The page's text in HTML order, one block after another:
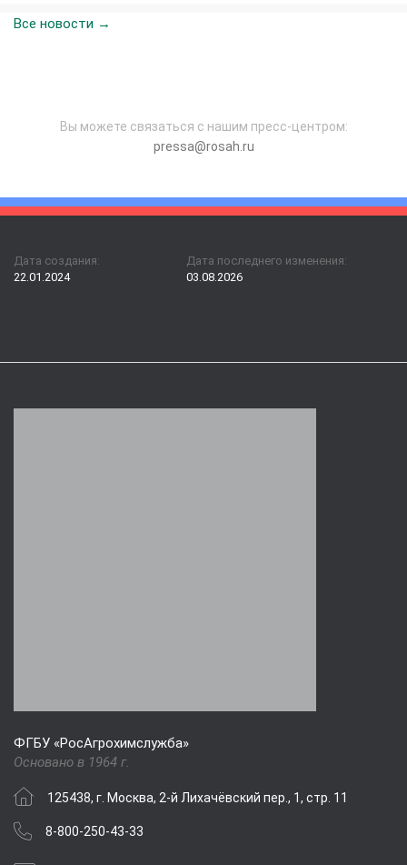
Все новости →
Вы можете связаться с нашим пресс-центром:
pressa@rosah.ru
Дата создания:
22.01.2024
Дата последнего изменения:
03.08.2026
ФГБУ «РосАгрохимслужба»
Основано в 1964 г.
125438, г. Москва, 2-й Лихачёвский пер., 1, стр. 11
8-800-250-43-33